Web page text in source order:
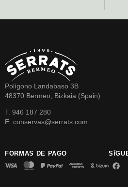
Polígono Landabaso 3B
48370 Bermeo, Bizkaia (Spain)
T. 946 187 280
E. conservas@serrats.com
FORMAS DE PAGO